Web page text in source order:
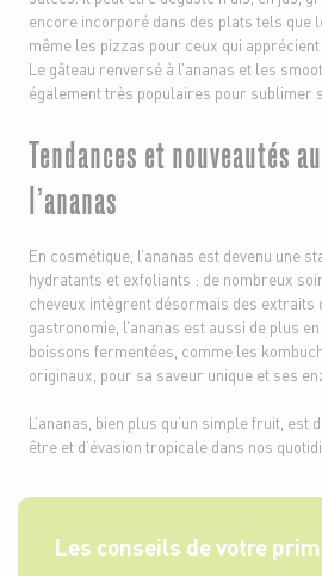
encore incorporé dans des plats tels que
même les pizzas pour ceux qui
Le gâteau renversé à l’ananas et les
également très populaires pour sublimer
Tendances et nouveautés
l’ananas
En cosmétique, l’ananas est devenu une
hydratants et exfoliants : de nombreux
cheveux intègrent désormais des extraits
gastronomie, l’ananas est aussi de plus
boissons fermentées, comme les
originaux, pour sa saveur unique et ses
L’ananas, bien plus qu’un simple fruit, est
être et d’évasion tropicale dans nos
Les conseils de votre